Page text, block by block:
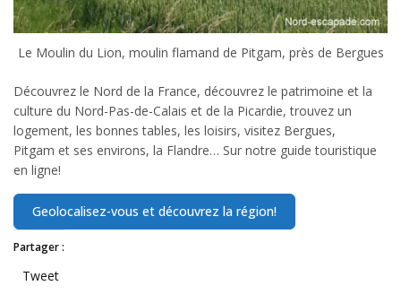
Le Moulin du Lion, moulin flamand de Pitgam, près de Bergues
Découvrez le Nord de la France, découvrez le patrimoine et la
culture du Nord-Pas-de-Calais et de la Picardie, trouvez un
logement, les bonnes tables, les loisirs, visitez Bergues,
Pitgam et ses environs, la Flandre… Sur notre guide touristique
en ligne!
Partager :
Tweet